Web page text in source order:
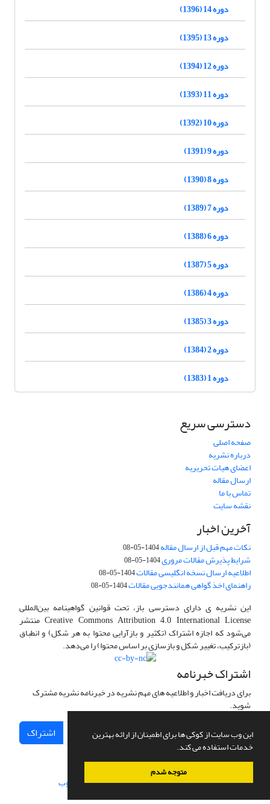
این وب سایت از کوکی ها برای اطمینان از ارائه بهترین
خدمات استفاده می کند.
متوجه شدم
دوره 14 (1396)
دوره 13 (1395)
دوره 12 (1394)
دوره 11 (1393)
دوره 10 (1392)
دوره 9 (1391)
دوره 8 (1390)
دوره 7 (1389)
دوره 6 (1388)
دوره 5 (1387)
دوره 4 (1386)
دوره 3 (1385)
دوره 2 (1384)
دوره 1 (1383)
دسترسی سریع
صفحه اصلی
درباره نشریه
اعضای هیات تحریریه
ارسال مقاله
تماس با ما
نقشه سایت
آخرین اخبار
نکات مهم قبل از ارسال مقاله1404-05-08
شرایط پذیرش مقالات مروری1404-05-08
اطلاعیه ارسال نسخه انگلیسی مقالات1404-05-08
راهنمای اخذ گواهی همانندجویی مقالات1404-05-08
این نشریه ی دارای دسترسی باز، تحت قوانین گواهینامه بین‌المللی
Creative Commons Attribution 4.0 International License منتشر
می‌شود که اجازه اشتراک (تکثیر و بازآرایی محتوا به هر شکل) و انطباق
(بازترکیب، تغییر شکل و بازسازی بر اساس محتوا) را می‌دهد.
اشتراک خبرنامه
برای دریافت اخبار و اطلاعیه های مهم نشریه در خبرنامه نشریه مشترک
شوید.
اشتراک
سامانه مدیریت نشریات علمی.طراحی و پیاده سازی از سیناوب